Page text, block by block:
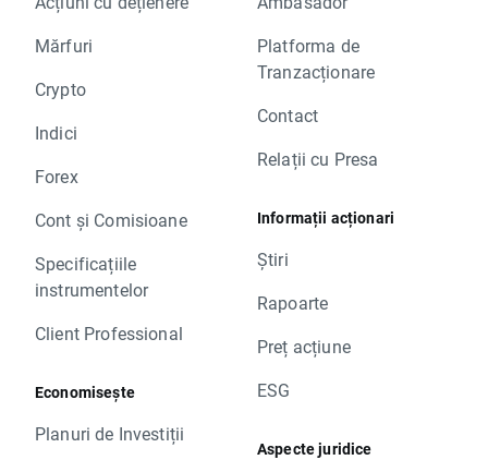
Mărfuri
Crypto
Indici
Forex
Cont și Comisioane
Specificațiile
instrumentelor
Client Professional
Economisește
Planuri de Investiții
Platforma de
Tranzacționare
Contact
Relații cu Presa
Informații acționari
Știri
Rapoarte
Preț acțiune
ESG
Aspecte juridice